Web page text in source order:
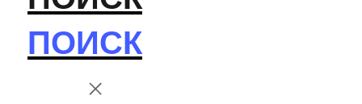
ПОИСК